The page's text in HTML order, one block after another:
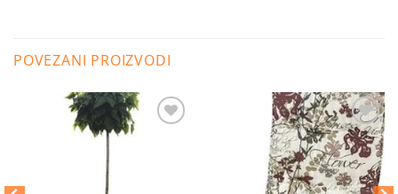
POVEZANI PROIZVODI
Dodaj
na
listu
želja